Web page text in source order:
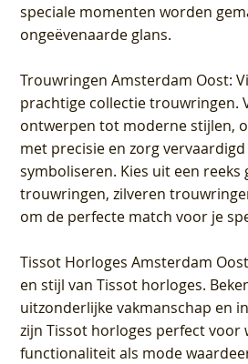
speciale momenten worden
ongeëvenaarde glans.
Trouwringen Amsterdam Oost:
prachtige collectie trouwringen.
ontwerpen tot moderne stijlen,
met precisie en zorg
symboliseren. Kies uit een reeks
trouwringen, zilveren
om de perfecte match voor je
Tissot Horloges Amsterdam Oost
en stijl van Tissot horloges.
uitzonderlijke vakmanschap en
zijn Tissot horloges perfect voor
functionaliteit als mode